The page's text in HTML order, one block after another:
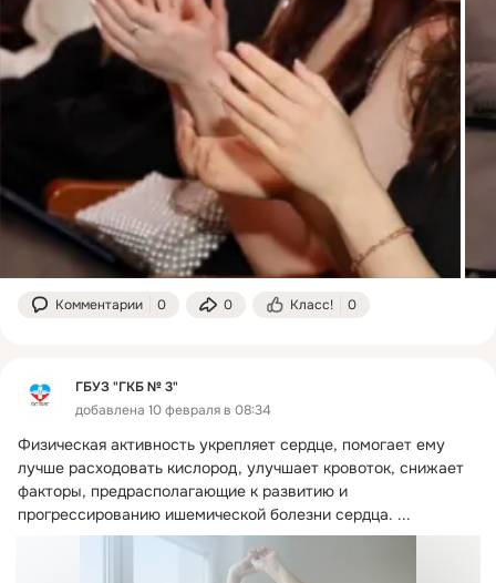
Комментарии 0 0 Класс! 0
ГБУЗ "ГКБ № 3"
добавлена 10 февраля в 08:34
Физическая активность укрепляет сердце, помогает ему
лучше расходовать кислород, улучшает кровоток, снижает
факторы, предрасполагающие к развитию и
прогрессированию ишемической болезни сердца. ...